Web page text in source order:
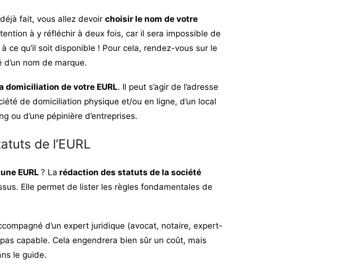
fait, vous allez devoir choisir le nom de votre
à y réfléchir à deux fois, car il sera impossible de
ce qu’il soit disponible ! Pour cela, rendez-vous sur le
nom de marque.
domiciliation de votre EURL. Il peut s’agir de l’adresse
de domiciliation physique et/ou en ligne, d’un local
ou d’une pépinière d’entreprises.
de l’EURL
EURL ? La rédaction des statuts de la société
Elle permet de lister les règles fondamentales de
d’un expert juridique (avocat, notaire, expert-
capable. Cela engendrera bien sûr un coût, mais
le guide.